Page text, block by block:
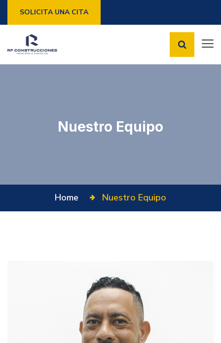
SOLICITA UNA CITA
Nuestro Equipo
Home Nuestro Equipo